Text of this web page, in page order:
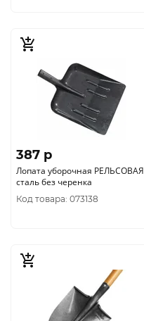
387 p
Лопата уборочная РЕЛЬСОВАЯ
сталь без черенка
Код товара: 073138